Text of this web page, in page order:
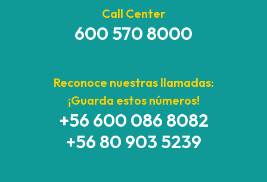
Call Center
600 570 8000
Reconoce nuestras llamadas:
¡Guarda estos números!
+56 600 086 8082
+56 80 903 5239